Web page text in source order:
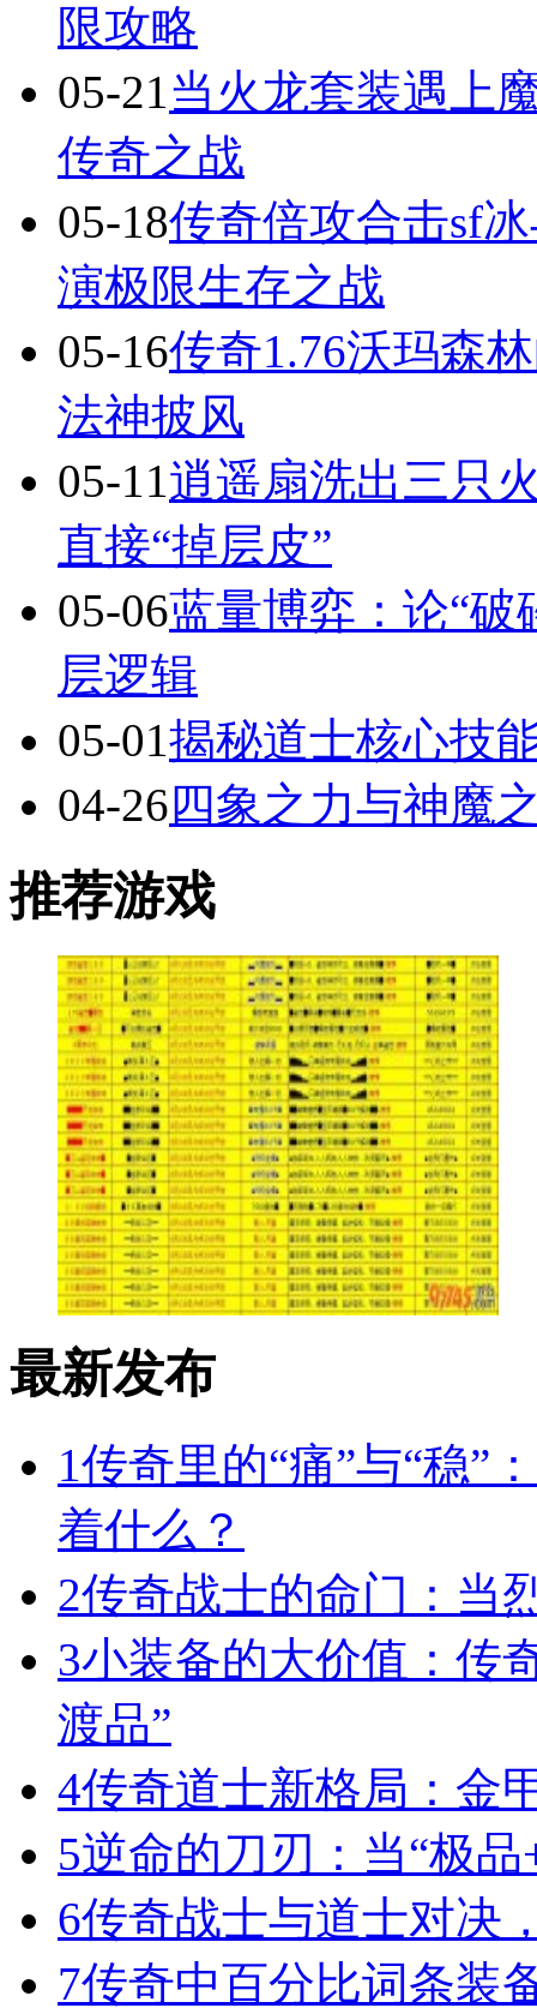
限攻略
05-21当火龙套装遇上
传奇之战
05-18传奇倍攻合击sf
演极限生存之战
05-16传奇1.76沃玛森
法神披风
05-11逍遥扇洗出三只
直接“掉层皮”
05-06蓝量博弈：论“破
层逻辑
05-01揭秘道士核心技
04-26四象之力与神魔
推荐游戏
最新发布
1传奇里的“痛”与“稳”
着什么？
2传奇战士的命门：当
3小装备的大价值：传
渡品”
4传奇道士新格局：金
5逆命的刀刃：当“极
6传奇战士与道士对决
7传奇中百分比词条装